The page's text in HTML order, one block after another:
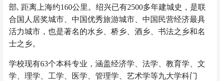
部, 距离上海约160公里。绍兴已有2500多年建城史，是联
合国人居奖城市、 中国优秀旅游城市 、中国 民营经济最具
活力城市 ，也是著名的水乡 、桥乡、 酒乡 、书法之乡和名
士之乡。
学校现有63个本科专业，涵盖经济学、法学、教育学、文
学、理学、工学、医学、管理学、艺术学等九大学科门